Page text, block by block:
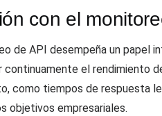
con el
de API desempeña un papel
continuamente el rendimiento
como tiempos de respuesta
objetivos empresariales.